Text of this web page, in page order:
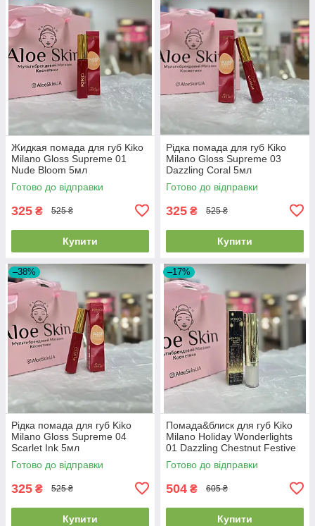
Жидкая помада для губ Kiko
Milano Gloss Supreme 01
Nude Bloom 5мл
Готово до відправки
325 ₴ 525 ₴
Купити
Рідка помада для губ Kiko
Milano Gloss Supreme 03
Dazzling Coral 5мл
Готово до відправки
325 ₴ 525 ₴
Купити
–38%
Рідка помада для губ Kiko
Milano Gloss Supreme 04
Scarlet Ink 5мл
Готово до відправки
325 ₴ 525 ₴
Купити
–17%
Помада&блиск для губ Kiko
Milano Holiday Wonderlights
01 Dazzling Chestnut Festive
Duo Lipstick 3г&Lipglos 2.5
Готово до відправки
504 ₴ 605 ₴
Купити